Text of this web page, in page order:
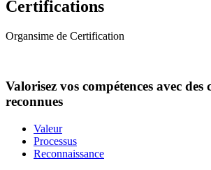
Certifications
Organsime de Certification
Valorisez vos compétences avec
reconnues
Valeur
Processus
Reconnaissance